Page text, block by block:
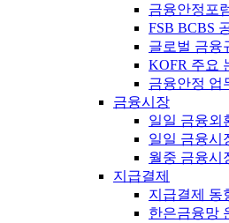
금융안정포
FSB BCBS
글로벌 금융
KOFR 주요
금융안정 업
금융시장
일일 금융외
일일 금융시
월중 금융시
지급결제
지급결제 동
한은금융망